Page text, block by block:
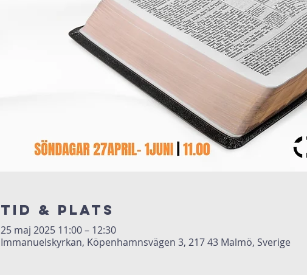
Tid & Plats
25 maj 2025 11:00 – 12:30
Immanuelskyrkan, Köpenhamnsvägen 3, 217 43 Malmö, Sverige